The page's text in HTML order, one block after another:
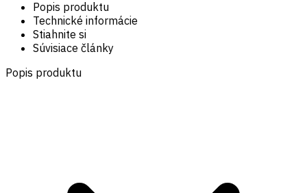
Popis produktu
Technické informácie
Stiahnite si
Súvisiace články
Popis produktu